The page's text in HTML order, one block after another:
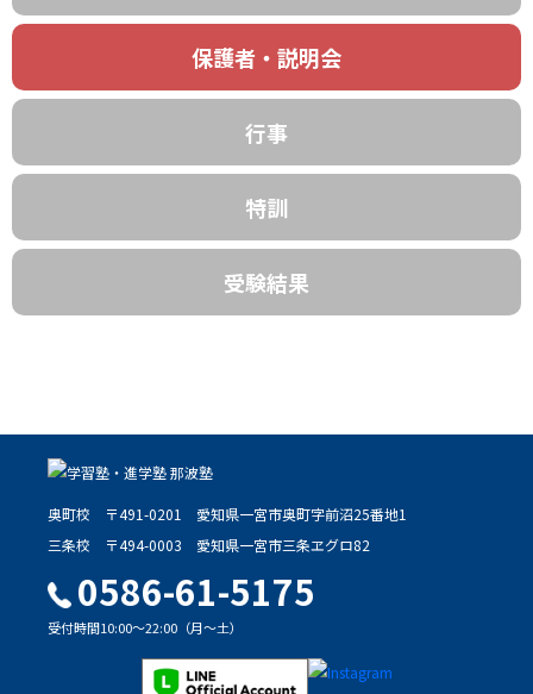
保護者・説明会
行事
特訓
受験結果
奥町校 〒491-0201 愛知県一宮市奥町字前沼25番地1
三条校
〒494-0003 愛知県一宮市三条ヱグロ82
0586-61-5175
受付時間10:00～22:00（月～土）